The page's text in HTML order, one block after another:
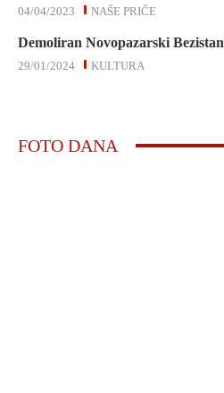
NAŠE PRIČE
04/04/2023
Demoliran Novopazarski Bezistan
KULTURA
29/01/2024
FOTO DANA